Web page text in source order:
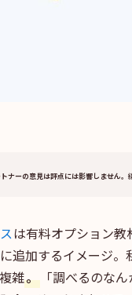
ナーの意見は評点には影響しません。
は有料オプション
追加するイメージ
雑。 「調べるのな